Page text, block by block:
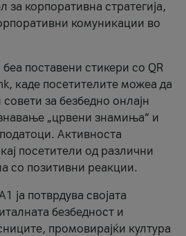
за корпоративна стратегија,
комуникации во
поставени стикери со QR
каде посетителите можеа да
за безбедно онлајн
„црвени знамиња“ и
Активноста
посетители од различни
со позитивни реакции.
ја потврдува својата
безбедност и
промовирајќи култура